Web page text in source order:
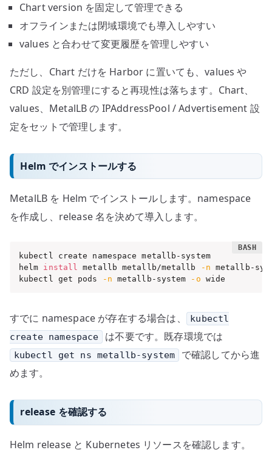
Chart version を固定して管理できる
オフラインまたは閉域環境でも導入しやすい
values と合わせて変更履歴を管理しやすい
ただし、Chart だけを Harbor に置いても、values や
CRD 設定を別管理にすると再現性は落ちます。Chart、
values、MetalLB の IPAddressPool / Advertisement 設
定をセットで管理します。
Helm でインストールする
MetalLB を Helm でインストールします。namespace
を作成し、release 名を決めて導入します。
kubectl create namespace metallb-system
helm install metallb metallb/metallb -n metallb-
kubectl get pods
-n metallb-system -o wide
すでに namespace が存在する場合は、
kubectl
create namespace
は不要です。既存環境では
kubectl get ns metallb-system
で確認してから進
めます。
release を確認する
Helm release と Kubernetes リソースを確認します。